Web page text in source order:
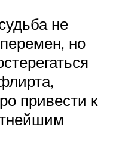
не
но
привести к